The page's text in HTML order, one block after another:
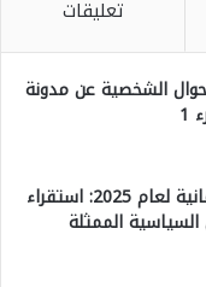
تعليقات
الشخصية عن مدونة
خارطة الانتخابات البرلمانية لعام 2025: استقراء
السياسية الممثلة